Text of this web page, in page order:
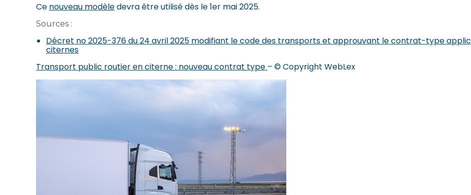
Ce nouveau modèledevra être utilisé dès le 1er mai 2025.
Sources :
Décret no 2025-376 du 24 avril 2025 modifiant le code des transports et approuvant le contrat-type
citernes
Transport public routier en citerne : nouveau contrat type – © Copyright WebLex